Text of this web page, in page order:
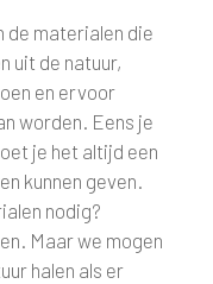
de materialen die
uit de natuur,
en ervoor
worden. Eens je
je het altijd een
kunnen geven.
nodig?
Maar we mogen
halen als er